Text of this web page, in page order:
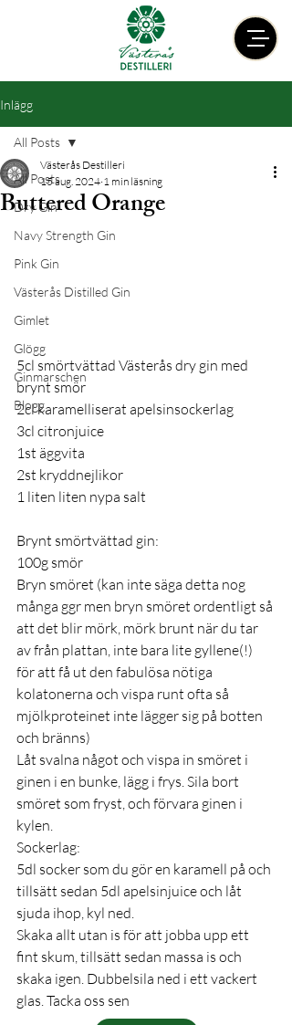
Inlägg
All Posts
Dry Gin
Navy Strength Gin
Pink Gin
Västerås Distilled Gin
Gimlet
Glögg
Ginmarschen
Blogg
All Posts
Buttered Orange
Västerås Destilleri
15 aug. 2024 1 min läsning
5cl smörtvättad Västerås dry gin med
brynt smör
2cl karamelliserat apelsinsockerlag
3cl citronjuice
1st äggvita
2st kryddnejlikor
1 liten liten nypa salt
Brynt smörtvättad gin:
100g smör
Bryn smöret (kan inte säga detta nog
många ggr men bryn smöret ordentligt så
att det blir mörk, mörk brunt när du tar
av från plattan, inte bara lite gyllene(!)
för att få ut den fabulösa nötiga
kolatonerna och vispa runt ofta så
mjölkproteinet inte lägger sig på botten
och bränns)
Låt svalna något och vispa in smöret i
ginen i en bunke, lägg i frys. Sila bort
smöret som fryst, och förvara ginen i
kylen.
Sockerlag:
5dl socker som du gör en karamell på och
tillsätt sedan 5dl apelsinjuice och låt
sjuda ihop, kyl ned.
Skaka allt utan is för att jobba upp ett
fint skum, tillsätt sedan massa is och
skaka igen. Dubbelsila ned i ett vackert
glas. Tacka oss sen